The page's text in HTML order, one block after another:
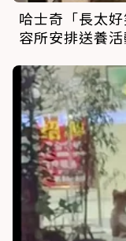
哈士奇「長太
容所安排送養